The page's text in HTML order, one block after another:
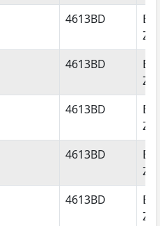
4613BD
4613BD
4613BD
4613BD
4613BD